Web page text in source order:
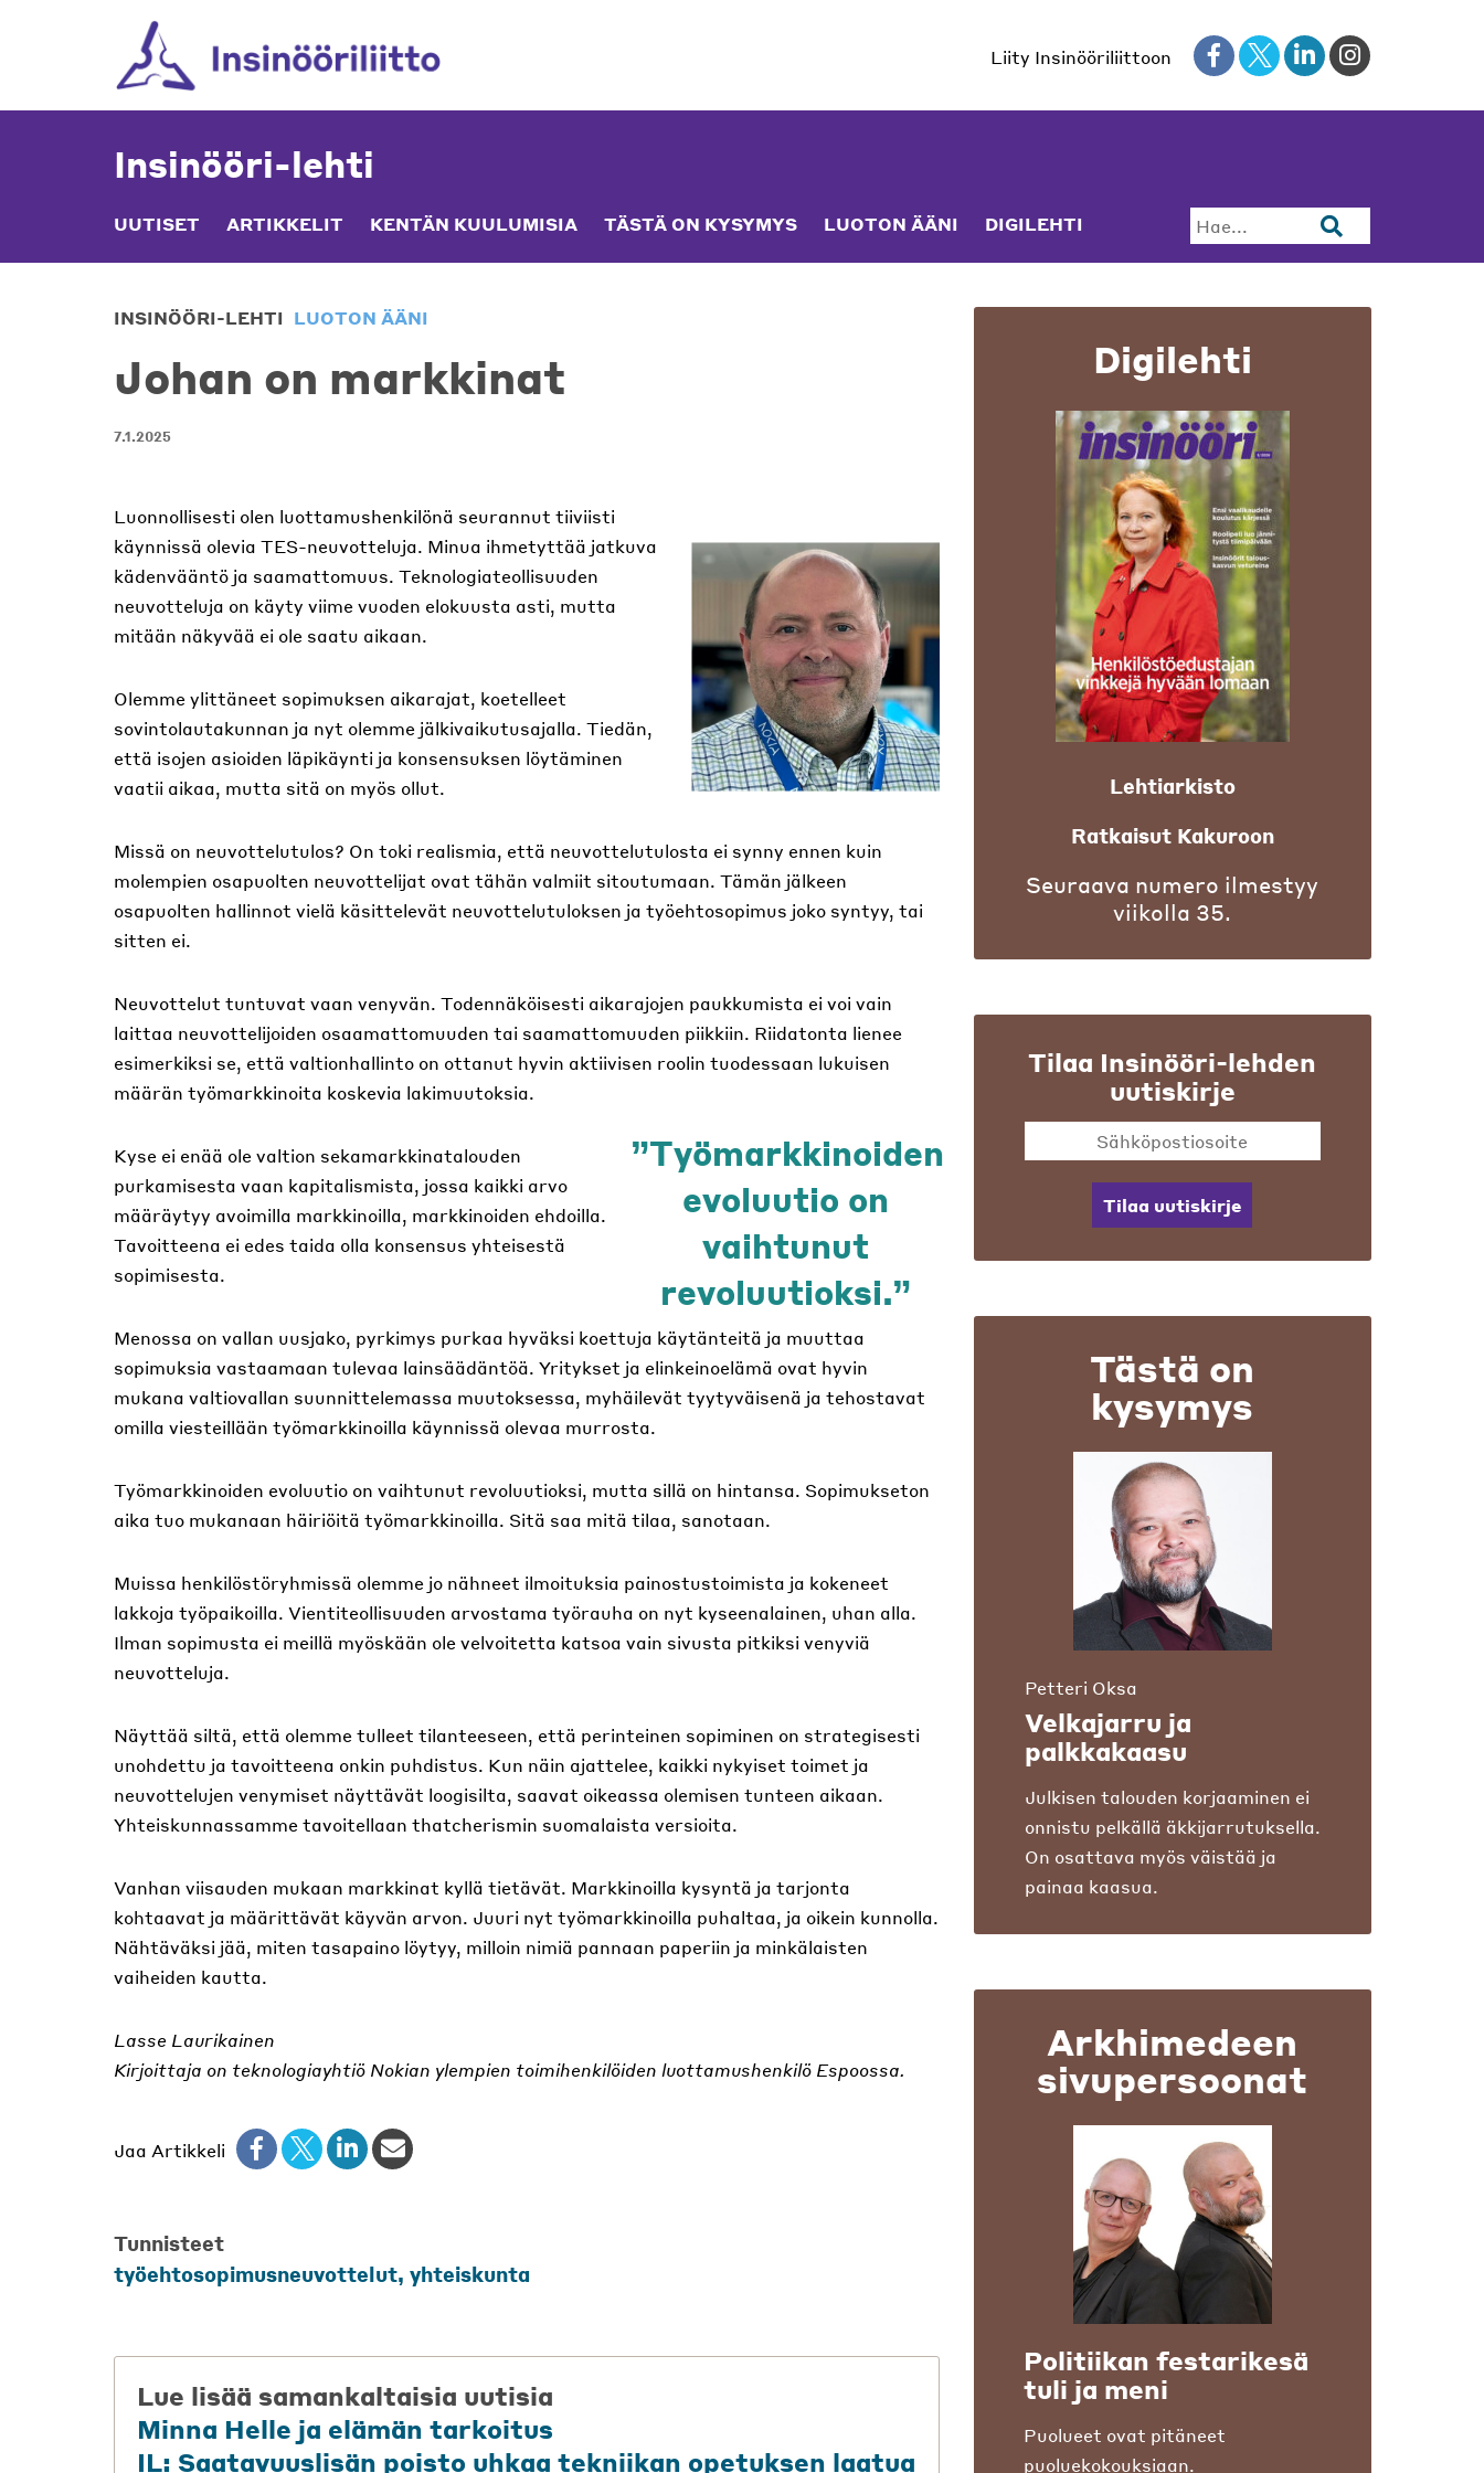
Liity Insinööriliittoon
Insinööri-lehti
UUTISET ARTIKKELIT KENTÄN KUULUMISIA TÄSTÄ ON KYSYMYS LUOTON ÄÄNI DIGILEHTI Hae...
INSINÖÖRI-LEHTI LUOTON ÄÄNI
Johan on markkinat
7.1.2025
Luonnollisesti olen luottamushenkilönä seurannut tiiviisti
käynnissä olevia TES-neuvotteluja. Minua ihmetyttää jatkuva
kädenvääntö ja saamattomuus. Teknologiateollisuuden
neuvotteluja on käyty viime vuoden elokuusta asti, mutta
mitään näkyvää ei ole saatu aikaan.
Olemme ylittäneet sopimuksen aikarajat, koetelleet
sovintolautakunnan ja nyt olemme jälkivaikutusajalla. Tiedän,
että isojen asioiden läpikäynti ja konsensuksen löytäminen
vaatii aikaa, mutta sitä on myös ollut.
Missä on neuvottelutulos? On toki realismia, että neuvottelutulosta ei synny ennen kuin
molempien osapuolten neuvottelijat ovat tähän valmiit sitoutumaan. Tämän jälkeen
osapuolten hallinnot vielä käsittelevät neuvottelutuloksen ja työehtosopimus joko syntyy, tai
sitten ei.
Neuvottelut tuntuvat vaan venyvän. Todennäköisesti aikarajojen paukkumista ei voi vain
laittaa neuvottelijoiden osaamattomuuden tai saamattomuuden piikkiin. Riidatonta lienee
esimerkiksi se, että valtionhallinto on ottanut hyvin aktiivisen roolin tuodessaan lukuisen
määrän työmarkkinoita koskevia lakimuutoksia.
Työmarkkinoiden
evoluutio on
vaihtunut
revoluutioksi.
Kyse ei enää ole valtion sekamarkkinatalouden
purkamisesta vaan kapitalismista, jossa kaikki arvo
määräytyy avoimilla markkinoilla, markkinoiden ehdoilla.
Tavoitteena ei edes taida olla konsensus yhteisestä
sopimisesta.
Menossa on vallan uusjako, pyrkimys purkaa hyväksi koettuja käytänteitä ja muuttaa
sopimuksia vastaamaan tulevaa lainsäädäntöä. Yritykset ja elinkeinoelämä ovat hyvin
mukana valtiovallan suunnittelemassa muutoksessa, myhäilevät tyytyväisenä ja tehostavat
omilla viesteillään työmarkkinoilla käynnissä olevaa murrosta.
Työmarkkinoiden evoluutio on vaihtunut revoluutioksi, mutta sillä on hintansa. Sopimukseton
aika tuo mukanaan häiriöitä työmarkkinoilla. Sitä saa mitä tilaa, sanotaan.
Muissa henkilöstöryhmissä olemme jo nähneet ilmoituksia painostustoimista ja kokeneet
lakkoja työpaikoilla. Vientiteollisuuden arvostama työrauha on nyt kyseenalainen, uhan alla.
Ilman sopimusta ei meillä myöskään ole velvoitetta katsoa vain sivusta pitkiksi venyviä
neuvotteluja.
Näyttää siltä, että olemme tulleet tilanteeseen, että perinteinen sopiminen on strategisesti
unohdettu ja tavoitteena onkin puhdistus. Kun näin ajattelee, kaikki nykyiset toimet ja
neuvottelujen venymiset näyttävät loogisilta, saavat oikeassa olemisen tunteen aikaan.
Yhteiskunnassamme tavoitellaan thatcherismin suomalaista versioita.
Vanhan viisauden mukaan markkinat kyllä tietävät. Markkinoilla kysyntä ja tarjonta
kohtaavat ja määrittävät käyvän arvon. Juuri nyt työmarkkinoilla puhaltaa, ja oikein kunnolla.
Nähtäväksi jää, miten tasapaino löytyy, milloin nimiä pannaan paperiin ja minkälaisten
vaiheiden kautta.
Lasse Laurikainen
Kirjoittaja on teknologiayhtiö Nokian ylempien toimihenkilöiden luottamushenkilö Espoossa.
Jaa Artikkeli
Tunnisteet
työehtosopimusneuvottelut, yhteiskunta
Lue lisää samankaltaisia uutisia
Minna Helle ja elämän tarkoitus
IL: Saatavuuslisän poisto uhkaa tekniikan opetuksen laatua
Digilehti
Lehtiarkisto
Ratkaisut Kakuroon
Seuraava numero ilmestyy
viikolla 35.
Tilaa Insinööri-lehden
uutiskirje
Tilaa uutiskirje
Tästä on
kysymys
Petteri Oksa
Velkajarru ja
palkkakaasu
Julkisen talouden korjaaminen ei
onnistu pelkällä äkkijarrutuksella.
On osattava myös väistää ja
painaa kaasua.
Arkhimedeen
sivupersoonat
Politiikan festarikesä
tuli ja meni
Puolueet ovat pitäneet
puoluekokouksiaan.